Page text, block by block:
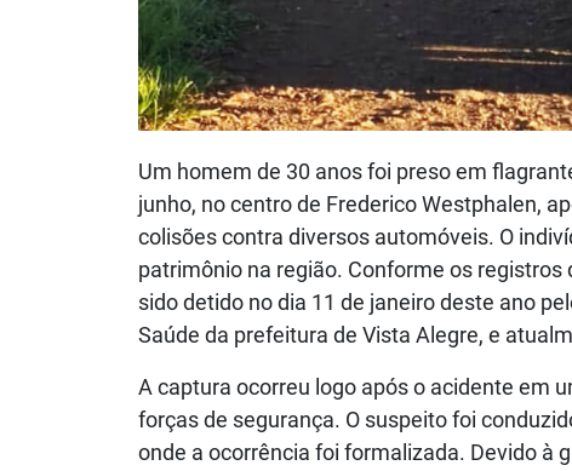
Um homem de 30 anos foi preso em
junho, no centro de Frederico Westphalen,
colisões contra diversos automóveis. O
patrimônio na região. Conforme os
sido detido no dia 11 de janeiro deste ano
Saúde da prefeitura de Vista Alegre, e
A captura ocorreu logo após o acidente em
forças de segurança. O suspeito foi
onde a ocorrência foi formalizada. Devido à